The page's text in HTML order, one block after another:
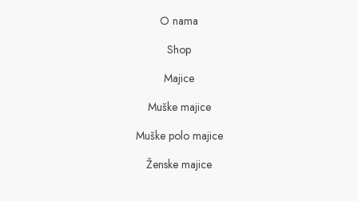
O nama
Shop
Majice
Muške majice
Muške polo majice
Ženske majice